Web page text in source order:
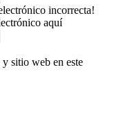
incorrecta!
aquí
sitio web en este